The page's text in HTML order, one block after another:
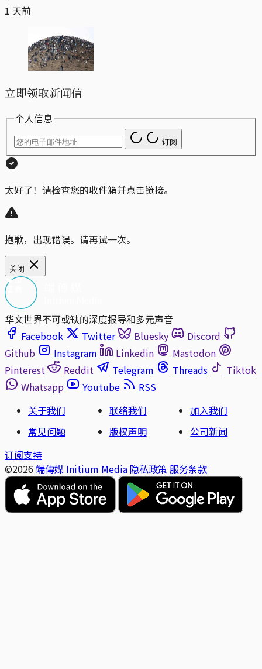
1 天前
立即领取新闻信
个人信息
订阅
太好了！请检查您的收件箱并点击链接。
抱歉，出现错误。请再试一次。
关闭
华文世界不可或缺的深度报导和多元声音
Facebook
Twitter Bluesky
Discord
Github
Instagram Linkedin
Mastodon
Pinterest
Reddit Telegram Threads
Tiktok
Whatsapp
Youtube
RSS
关于我们
联络我们
加入我们
常见问题
版权声明
公司新闻
订阅支持
©2026 端傳媒 Initium Media 隐私政策 服务条款